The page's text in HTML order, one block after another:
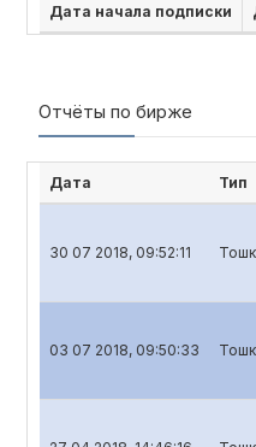
Дата начала подписки
Отчёты по бирже
Дата Тип
30 07 2018, 09:52:11
03 07 2018, 09:50:33